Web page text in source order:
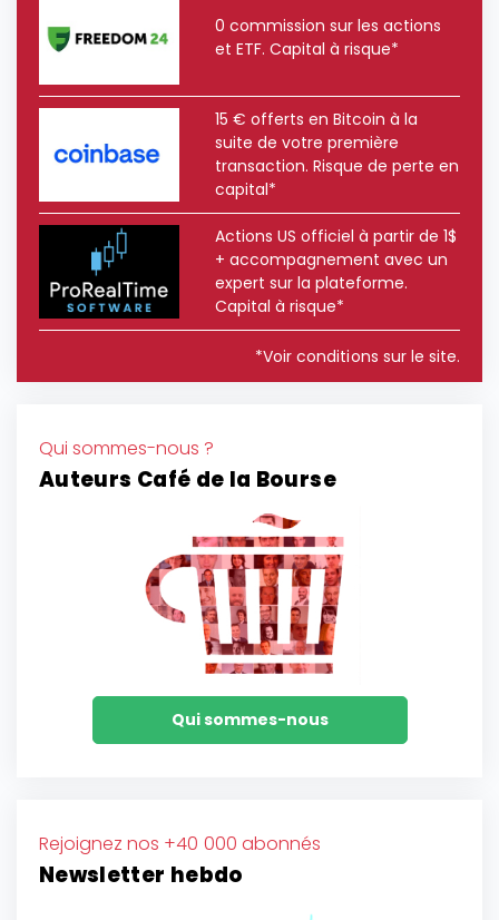
0 commission sur les actions
et ETF. Capital à risque*
15 € offerts en Bitcoin à la
suite de votre première
transaction. Risque de perte en
capital*
Actions US officiel à partir de 1$
+ accompagnement avec un
expert sur la plateforme.
Capital à risque*
*Voir conditions sur le site.
Qui sommes-nous ?
Auteurs Café de la Bourse
Qui sommes-nous
Rejoignez nos +40 000 abonnés
Newsletter hebdo